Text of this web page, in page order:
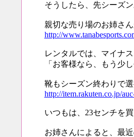
そうしたら、先シーズ
親切な売り場のお姉さ
http://
レンタルでは、マイナ
「お客様なら、もう少
靴もシーズン終わりで
http://item.rakuten.co.jp/
いつもは、23センチを
お姉さんによると、最